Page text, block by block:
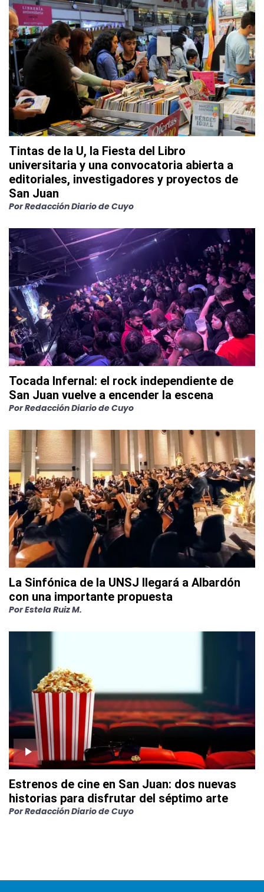
Tintas de la U, la Fiesta del Libro
universitaria y una convocatoria abierta a
editoriales, investigadores y proyectos de
San Juan
PorRedacción Diario de Cuyo
Tocada Infernal: el rock independiente de
San Juan vuelve a encender la escena
PorRedacción Diario de Cuyo
La Sinfónica de la UNSJ llegará a Albardón
con una importante propuesta
PorEstela Ruiz M.
Estrenos de cine en San Juan: dos nuevas
historias para disfrutar del séptimo arte
PorRedacción Diario de Cuyo